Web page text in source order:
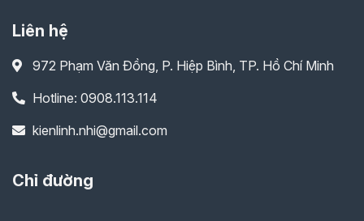
Liên hệ
972 Phạm Văn Đồng, P. Hiệp Bình, TP. Hồ Chí Minh
Hotline: 0908.113.114
kienlinh.nhi@gmail.com
Chỉ đường